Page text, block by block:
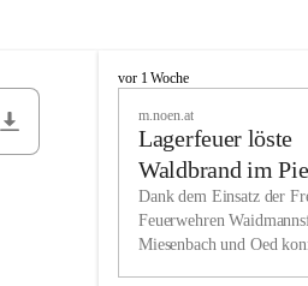
Kulturvereine.
dass Sie in Miesenbach sowie
Gaststätten und urigen
lebens- und liebenswerten Ort.
ebenso groß geschrieben
M
h
vor 1 Woche
m.noen.at
Lagerfeuer löste
Waldbrand im
aus
Dank dem Einsatz der
Feuerwehren
Miesenbach und Oed